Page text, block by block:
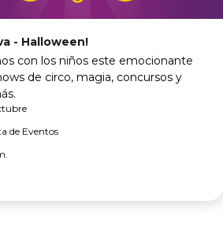
- Halloween!
con los niños este emocionante
de circo, magia, concursos y
de Eventos